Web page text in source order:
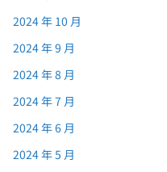
2024 年 10 月
2024 年 9 月
2024 年 8 月
2024 年 7 月
2024 年 6 月
2024 年 5 月